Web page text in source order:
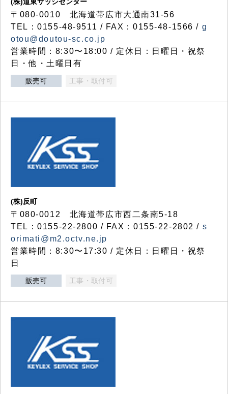
〒080-0010 北海道帯広市大通南31-56
TEL：0155-48-9511 / FAX：0155-48-1566 / g
otou@doutou-sc.co.jp
営業時間：8:30〜18:00 / 定休日：日曜日・祝祭
日・他・土曜日有
販売可 工事・取付可
(株)反町
〒080-0012 北海道帯広市西二条南5-18
TEL：0155-22-2800 / FAX：0155-22-2802 / s
orimati@m2.octv.ne.jp
営業時間：8:30〜17:30 / 定休日：日曜日・祝祭
日
販売可 工事・取付可